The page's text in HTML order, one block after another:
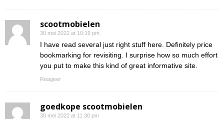
scootmobielen
30 mei 2022 at 10:19 pm
I have read several just right stuff here. Definitely price
bookmarking for revisiting. I surprise how so much effort
you put to make this kind of great informative site.
Reageer
goedkope scootmobielen
30 mei 2022 at 11:30 pm